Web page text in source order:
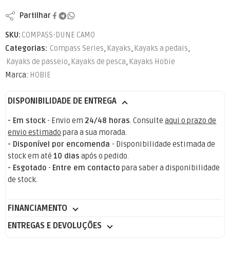
Partilhar
SKU: COMPASS-DUNE CAMO
Categorias: Compass Series, Kayaks, Kayaks a pedais,
Kayaks de passeio, Kayaks de pesca, Kayaks Hobie
Marca: HOBIE
DISPONIBILIDADE DE ENTREGA
- Em stock - Envio em 24/48 horas. Consulteaqui o prazo de
envio estimado para a sua morada.
- Disponível por encomenda - Disponibilidade estimada de
stock em até10 dias após o pedido.
- Esgotado - Entre em contacto para saber a disponibilidade
de stock.
FINANCIAMENTO
ENTREGAS E DEVOLUÇÕES